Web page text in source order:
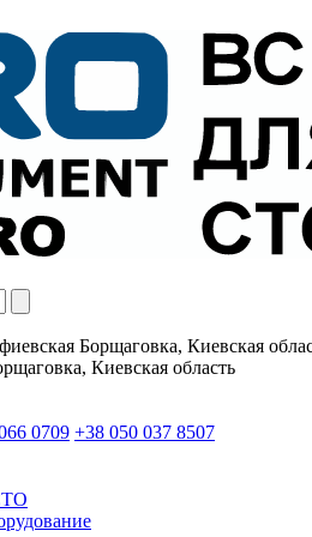
Борщаговка, Киевская
Киевская область
0709 +38 050 037 8507